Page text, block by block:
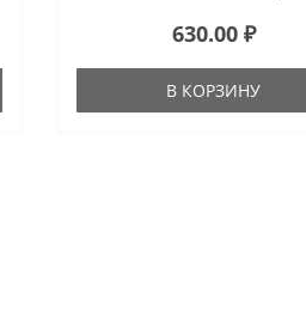
питания.УНИВЕРСАЛЬНЫЙ БЛОК
домашней ЭЛ..
630.00 ₽
В КОРЗИНУ